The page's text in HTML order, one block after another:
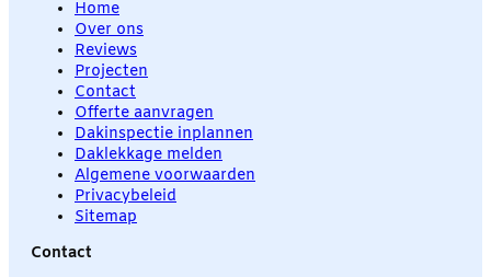
Home
Over ons
Reviews
Projecten
Contact
Offerte aanvragen
Dakinspectie inplannen
Daklekkage melden
Algemene voorwaarden
Privacybeleid
Sitemap
Contact